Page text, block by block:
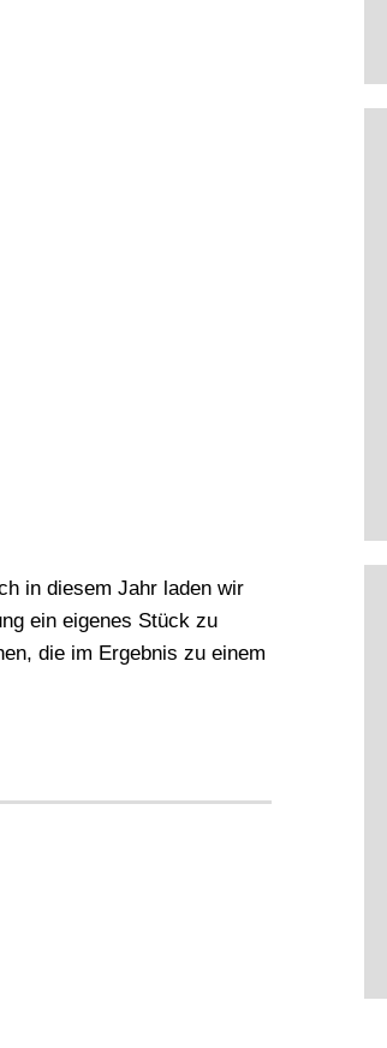
in diesem Jahr laden wir
ein eigenes Stück zu
die im Ergebnis zu einem